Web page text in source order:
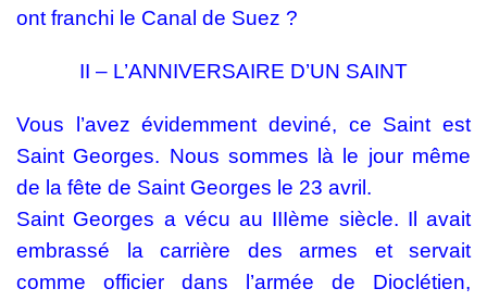
ont franchi le Canal de Suez ?
II – L’ANNIVERSAIRE D’UN SAINT
Vous l’avez évidemment deviné, ce Saint est
Saint Georges. Nous sommes là le jour même
de la fête de Saint Georges le 23 avril.
Saint Georges a vécu au IIIème siècle. Il avait
embrassé la carrière des armes et servait
comme officier dans l’armée de Dioclétien,